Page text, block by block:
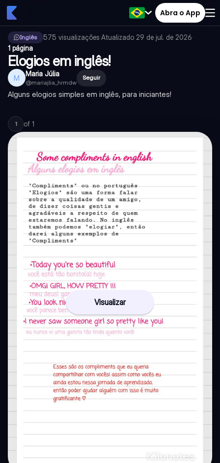
Abra o App
Inglês 575 visualizações·Atualizado 29 de jul. de 2026·
1 página
Elogios em inglês!
M Maria Júlia
@mariajlia_hrmdw
Seguir
Alguns elogios simples em inglês, para iniciantes!
1 of 1
Visualizar